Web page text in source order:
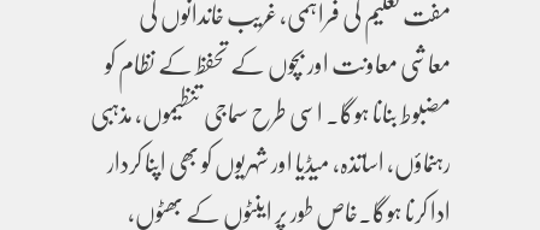
مفت تعلیم کی فراہمی، غریب خاندانوں کی
معاشی معاونت اور بچوں کے تحفظ کے نظام کو
مضبوط بنانا ہوگا۔ اسی طرح سماجی تنظیموں، مذہبی
رہنماؤں، اساتذہ، میڈیا اور شہریوں کو بھی اپنا کردار
ادا کرنا ہوگا۔خاص طور پر اینٹوں کے بھٹوں،